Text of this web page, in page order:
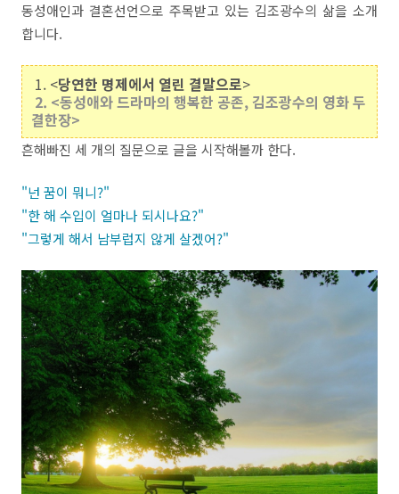
동성애인과 결혼선언으로 주목받고 있는 김조광수의 삶을 소개
합니다.
1. <당연한 명제에서 열린 결말으로>
2. <동성애와 드라마의 행복한 공존, 김조광수의 영화 두
결한장>
흔해빠진 세 개의 질문으로 글을 시작해볼까 한다.
"넌 꿈이 뭐니?"
"한 해 수입이 얼마나 되시나요?"
"그렇게 해서 남부럽지 않게 살겠어?"